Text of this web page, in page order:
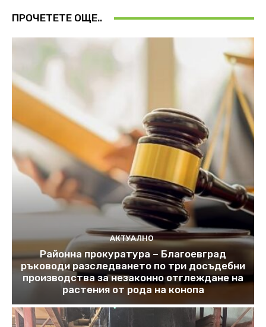
ПРОЧЕТЕТЕ ОЩЕ..
АКТУАЛНО
Районна прокуратура – Благоевград
ръководи разследването по три досъдебни
производства за незаконно отглеждане на
растения от рода на конопа